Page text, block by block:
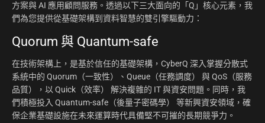
方案與 AI 應用顧問服務。透過以下三大面向的「Q」核心元素，我
們為您提供從基礎架構到資料智慧的雙引擎驅動力：
Quorum 與 Quantum-safe
在技術架構上，是基於信任的基礎架構，CyberQ 深入掌握分散式
系統中的 Quorum（一致性）、Queue（任務調度） 與 QoS（服務
品質），以 Quick（效率） 解決複雜的 IT 與資安問題。同時，我
們積極投入 Quantum-safe（後量子密碼學） 等新興資安領域，確
保企業基礎設施在未來運算時代具備堅不可摧的長期競爭力。